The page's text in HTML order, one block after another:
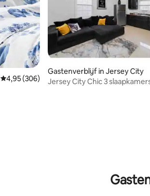
Gemiddelde beoordeling van 4,95 op 5, 306
4,95 (306)
Gastenverblijf in Jersey City
Jersey City Chic 3